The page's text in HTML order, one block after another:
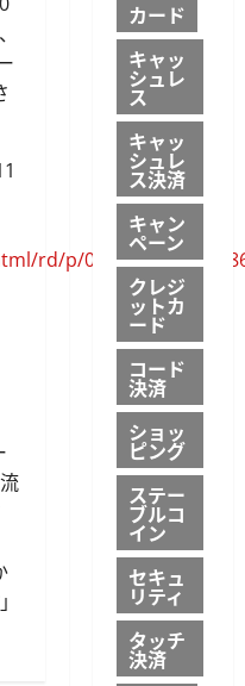
rd/p/
カード
キャッ
シュレ
ス
キャッ
シュレ
ス決済
キャン
ペーン
クレジ
ットカ
ード
コード
決済
ショッ
ピング
ステー
ブルコ
イン
セキュ
リティ
タッチ
決済